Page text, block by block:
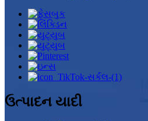
ઉત્પાદન યાદી